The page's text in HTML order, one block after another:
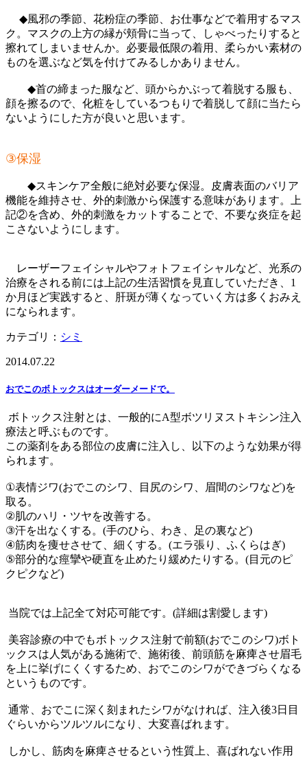
◆風邪の季節、花粉症の季節、お仕事などで着用するマス
ク。マスクの上方の縁が頬骨に当って、しゃべったりすると
擦れてしまいませんか。必要最低限の着用、柔らかい素材の
ものを選ぶなど気を付けてみるしかありません。
◆首の締まった服など、頭からかぶって着脱する服も、
顔を擦るので、化粧をしているつもりで着脱して顔に当たら
ないようにした方が良いと思います。
③保湿
◆スキンケア全般に絶対必要な保湿。皮膚表面のバリア
機能を維持させ、外的刺激から保護する意味があります。上
記②を含め、外的刺激をカットすることで、不要な炎症を起
こさないようにします。
レーザーフェイシャルやフォトフェイシャルなど、光系の
治療をされる前には上記の生活習慣を見直していただき、1
か月ほど実践すると、肝斑が薄くなっていく方は多くおみえ
になられます。
カテゴリ： シミ
2014.07.22
おでこのボトックスはオーダーメードで。
ボトックス注射とは、一般的にA型ボツリヌストキシン注入
療法と呼ぶものです。
この薬剤をある部位の皮膚に注入し、以下のような効果が得
られます。
①表情ジワ(おでこのシワ、目尻のシワ、眉間のシワなど)を
取る。
②肌のハリ・ツヤを改善する。
③汗を出なくする。(手のひら、わき、足の裏など)
④筋肉を痩せさせて、細くする。(エラ張り、ふくらはぎ)
⑤部分的な痙攣や硬直を止めたり緩めたりする。(目元のピ
クピクなど)
当院では上記全て対応可能です。(詳細は割愛します)
美容診療の中でもボトックス注射で前額(おでこのシワ)ボト
ックスは人気がある施術で、施術後、前頭筋を麻痺させ眉毛
を上に挙げにくくするため、おでこのシワができづらくなる
というものです。
通常、おでこに深く刻まれたシワがなければ、注入後3日目
ぐらいからツルツルになり、大変喜ばれます。
しかし、筋肉を麻痺させるという性質上、喜ばれない作用